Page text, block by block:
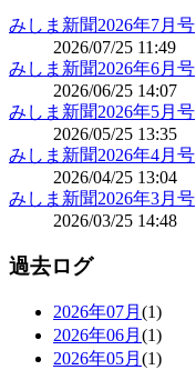
みしま新聞2026年7月号
2026/07/25 11:49
みしま新聞2026年6月号
2026/06/25 14:07
みしま新聞2026年5月号
2026/05/25 13:35
みしま新聞2026年4月号
2026/04/25 13:04
みしま新聞2026年3月号
2026/03/25 14:48
過去ログ
2026年07月 (1)
2026年06月 (1)
2026年05月 (1)